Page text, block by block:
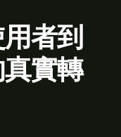
用者到
實轉